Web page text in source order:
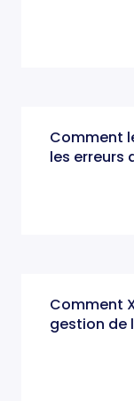
Comment
les erreurs
Comment
gestion de